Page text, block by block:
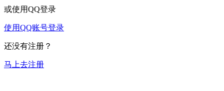
或使用QQ登录
使用QQ账号登录
还没有注册？
马上去注册